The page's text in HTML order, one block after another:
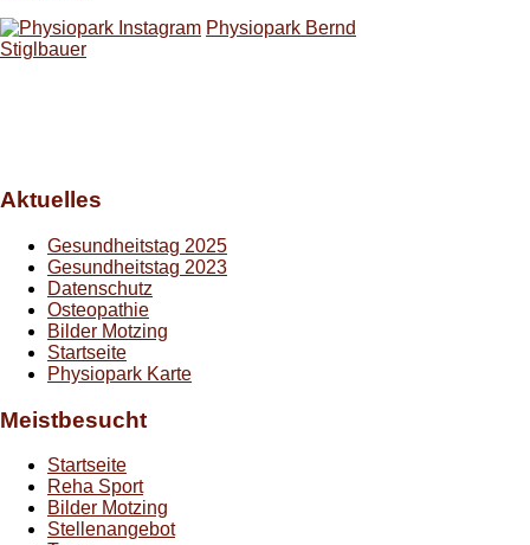
Physiopark Bernd
Stiglbauer
Aktuelles
Gesundheitstag 2025
Gesundheitstag 2023
Datenschutz
Osteopathie
Bilder Motzing
Startseite
Physiopark Karte
Meistbesucht
Startseite
Reha Sport
Bilder Motzing
Stellenangebot